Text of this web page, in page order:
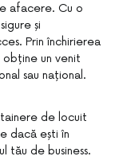
afacere. Cu o
și
Prin închirierea
un venit
sau național.
de locuit
dacă ești în
tău de business.